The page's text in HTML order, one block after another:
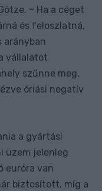
– Ha a céget
és feloszlatná,
arányban
vállalatot
szűnne meg,
óriási negatív
a gyártási
üzem jelenleg
euróra van
biztosított, míg a